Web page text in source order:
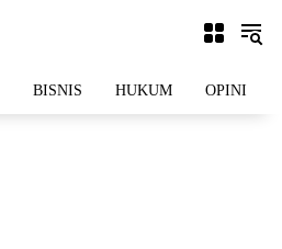
BISNIS HUKUM OPINI